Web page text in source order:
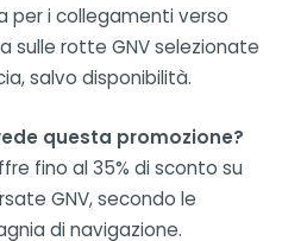
per i collegamenti verso
sulle rotte GNV selezionate
salvo disponibilità.
questa promozione?
fino al 35% di sconto su
GNV, secondo le
di navigazione.